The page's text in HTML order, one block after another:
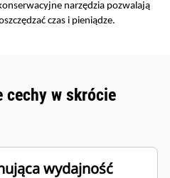
narzędzia pozwalają
czas i pieniądze.
cechy w skrócie
wydajność